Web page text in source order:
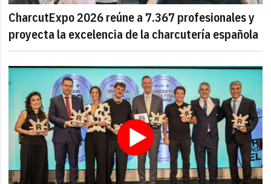
CharcutExpo 2026 reúne a 7.367 profesionales y
proyecta la excelencia de la charcutería española